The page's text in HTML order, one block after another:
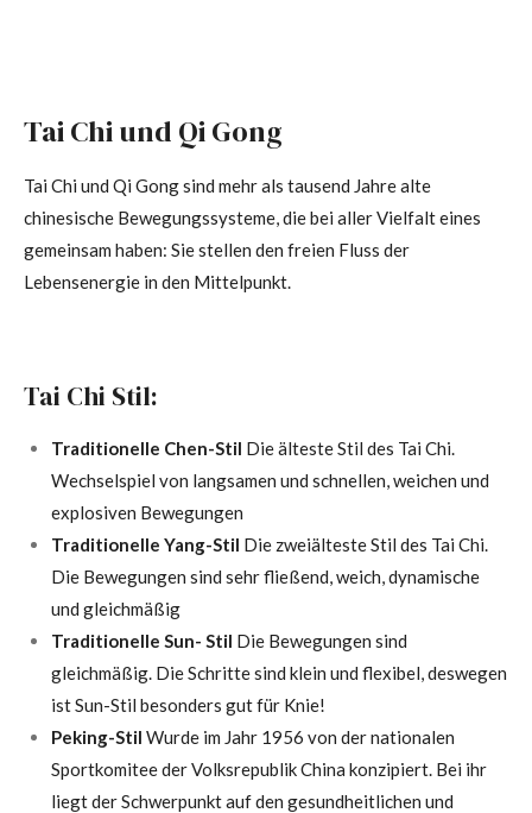
Tai Chi und Qi Gong
Tai Chi und Qi Gong sind mehr als tausend Jahre alte
chinesische Bewegungssysteme, die bei aller Vielfalt eines
gemeinsam haben: Sie stellen den freien Fluss der
Lebensenergie in den Mittelpunkt.
Tai Chi Stil:
Traditionelle Chen-Stil Die älteste Stil des Tai Chi.
Wechselspiel von langsamen und schnellen, weichen und
explosiven Bewegungen
Traditionelle Yang-Stil Die zweiälteste Stil des Tai Chi.
Die Bewegungen sind sehr fließend, weich, dynamische
und gleichmäßig
Traditionelle Sun- Stil Die Bewegungen sind
gleichmäßig. Die Schritte sind klein und flexibel, deswegen
ist Sun-Stil besonders gut für Knie!
Peking-Stil Wurde im Jahr 1956 von der nationalen
Sportkomitee der Volksrepublik China konzipiert. Bei ihr
liegt der Schwerpunkt auf den gesundheitlichen und